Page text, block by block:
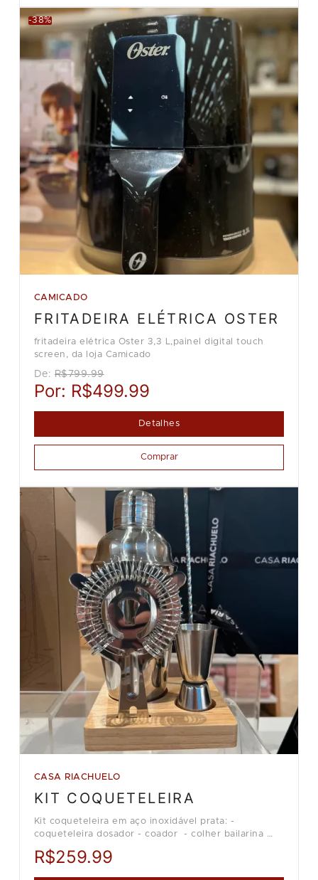
-38%
CAMICADO
FRITADEIRA ELÉTRICA OSTER
fritadeira elétrica Oster 3,3 L,painel digital touch
screen, da loja Camicado
De: R$799.99
Por: R$499.99
Detalhes
Comprar
CASA RIACHUELO
KIT COQUETELEIRA
Kit coqueteleira em aço inoxidável prata: -
coqueteleira dosador - coador - colher bailarina
Loja Casa Riachuelo.
R$259.99